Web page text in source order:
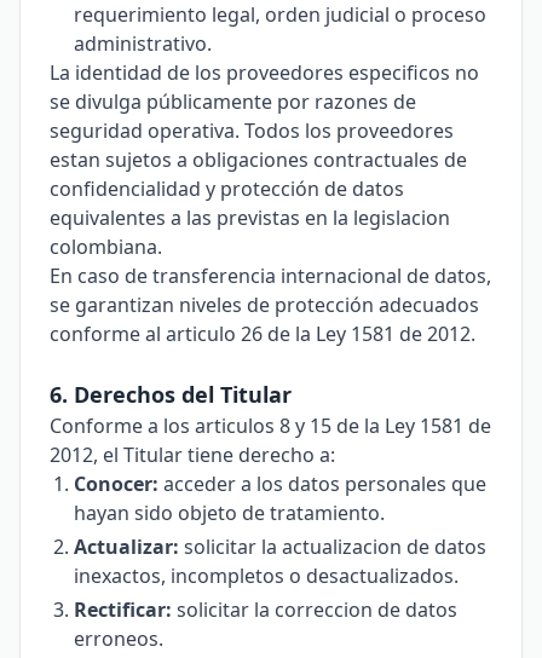
requerimiento legal, orden judicial o proceso
administrativo.
La identidad de los proveedores especificos no
se divulga públicamente por razones de
seguridad operativa. Todos los proveedores
estan sujetos a obligaciones contractuales de
confidencialidad y protección de datos
equivalentes a las previstas en la legislacion
colombiana.
En caso de transferencia internacional de datos,
se garantizan niveles de protección adecuados
conforme al articulo 26 de la Ley 1581 de 2012.
6. Derechos del Titular
Conforme a los articulos 8 y 15 de la Ley 1581 de
2012, el Titular tiene derecho a:
Conocer: acceder a los datos personales que
hayan sido objeto de tratamiento.
Actualizar: solicitar la actualizacion de datos
inexactos, incompletos o desactualizados.
Rectificar: solicitar la correccion de datos
erroneos.